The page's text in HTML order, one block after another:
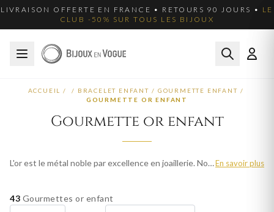
LIVRAISON OFFERTE EN FRANCE • RETOURS 90 JOURS • LE
CLUB -50% SUR TOUS LES BIJOUX
ACCUEIL / / BRACELET ENFANT / GOURMETTE ENFANT /
GOURMETTE OR ENFANT
Gourmette or enfant
L'or est le métal noble par excellence en joaillerie. Nos gourmettes en or enfant sont disponibles en or jaune, or blanc et or rose, en 9 et 18 carats. Chaque pièce est fabriquée avec le savoir-faire de l'orfèvrerie française. Parcourez plus de 317 modèles pour enfant et trouvez votre bijou idéal. Livraison offerte en France métropolitaine.En savoir plus
43 Gourmettes or enfant